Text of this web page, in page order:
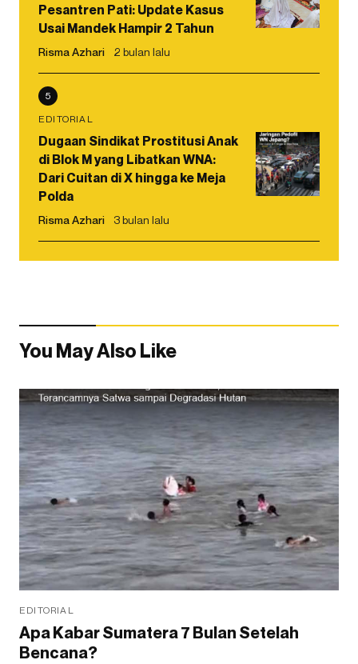
Pesantren Pati: Update Kasus
Usai Mandek Hampir 2 Tahun
Risma Azhari 2 bulan lalu
5
EDITORIAL
Dugaan Sindikat Prostitusi Anak
di Blok M yang Libatkan WNA:
Dari Cuitan di X hingga ke Meja
Polda
Risma Azhari 3 bulan lalu
You May Also Like
EDITORIAL
Apa Kabar Sumatera 7 Bulan Setelah
Bencana?